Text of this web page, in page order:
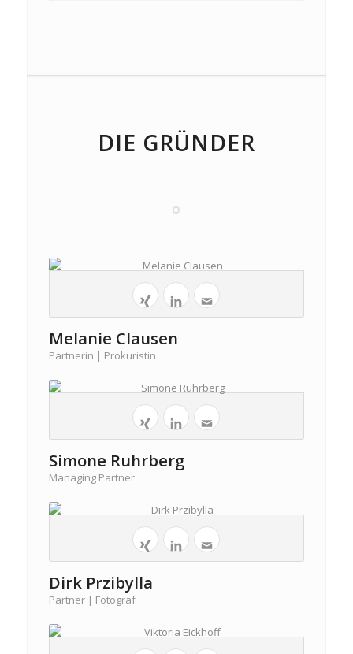
DIE GRÜNDER
Melanie Clausen
Partnerin | Prokuristin
Simone Ruhrberg
Managing Partner
Dirk Przibylla
Partner | Fotograf